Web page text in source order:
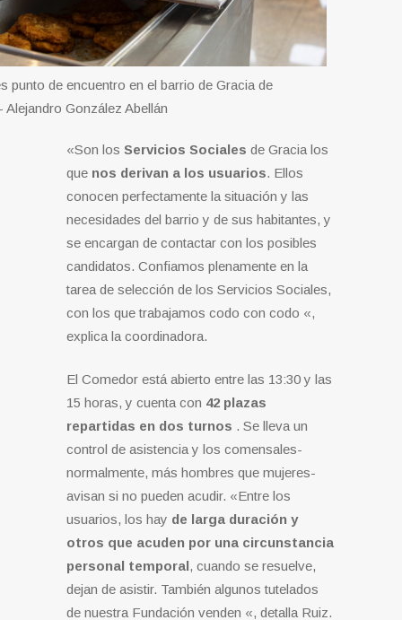
punto de encuentro en el barrio de Gracia de
González Abellán
«Son los Servicios Sociales de Gracia los
que nos derivan a los usuarios. Ellos
conocen perfectamente la situación y las
necesidades del barrio y de sus habitantes, y
se encargan de contactar con los posibles
candidatos. Confiamos plenamente en la
tarea de selección de los Servicios Sociales,
con los que trabajamos codo con codo «,
explica la coordinadora.
El Comedor está abierto entre las 13:30 y las
15 horas, y cuenta con 42 plazas
repartidas en dos turnos . Se lleva un
control de asistencia y los comensales-
normalmente, más hombres que mujeres-
avisan si no pueden acudir. «Entre los
usuarios, los hay de larga duración y
otros que acuden por una circunstancia
personal temporal, cuando se resuelve,
dejan de asistir. También algunos tutelados
de nuestra Fundación venden «, detalla Ruiz.